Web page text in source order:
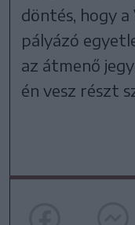
döntés, hogy
pályázó
az átmenő
én vesz részt